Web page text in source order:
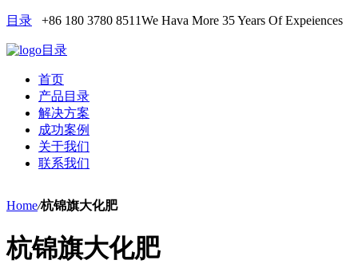
目录 +86 180 3780 8511We Hava More 35 Years Of Expeiences
目录
首页
产品目录
解决方案
成功案例
关于我们
联系我们
Home/杭锦旗大化肥
杭锦旗大化肥